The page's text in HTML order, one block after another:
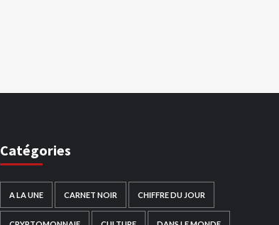
Catégories
A LA UNE CARNET NOIR CHIFFRE DU JOUR